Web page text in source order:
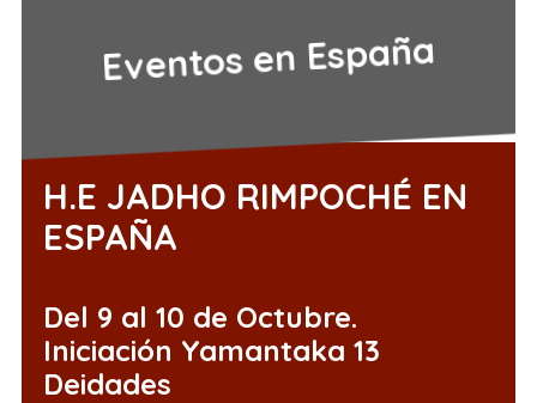
Eventos en España
H.E JADHO RIMPOCHÉ EN
ESPAÑA
Del 9 al 10 de Octubre.
Iniciación Yamantaka 13
Deidades